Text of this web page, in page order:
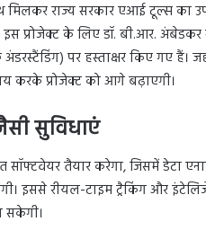
राज्य सरकार एआई टूल्स का
इस प्रोजेक्ट के लिए डॉ. बी.आर.
पर हस्ताक्षर किए गए हैं।
करके प्रोजेक्ट को आगे बढ़ाएगी।
सुविधाएं
तैयार करेगा, जिसमें डेटा
इससे रीयल-टाइम ट्रैकिंग और
सकेगी।